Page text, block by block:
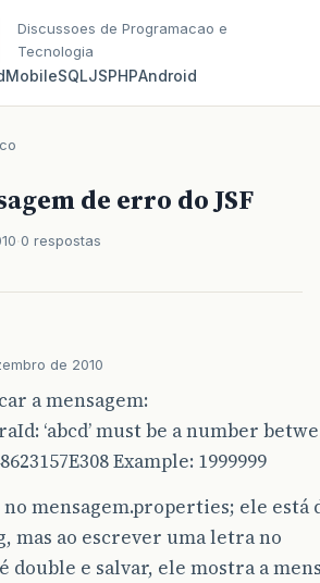
Discussoes de Programacao e
Tecnologia
MobileSQLJSPHPAndroid
de erro do JSF
0 respostas
de 2010
a mensagem:
‘abcd’ must be a number
Example: 1999999
mensagem.properties; ele está
mas ao escrever uma letra no
double e salvar, ele mostra a